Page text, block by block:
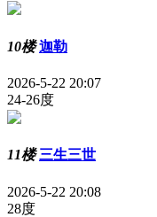
10楼 迦勒
2026-5-22 20:07
24-26度
11楼 三生三世
2026-5-22 20:08
28度